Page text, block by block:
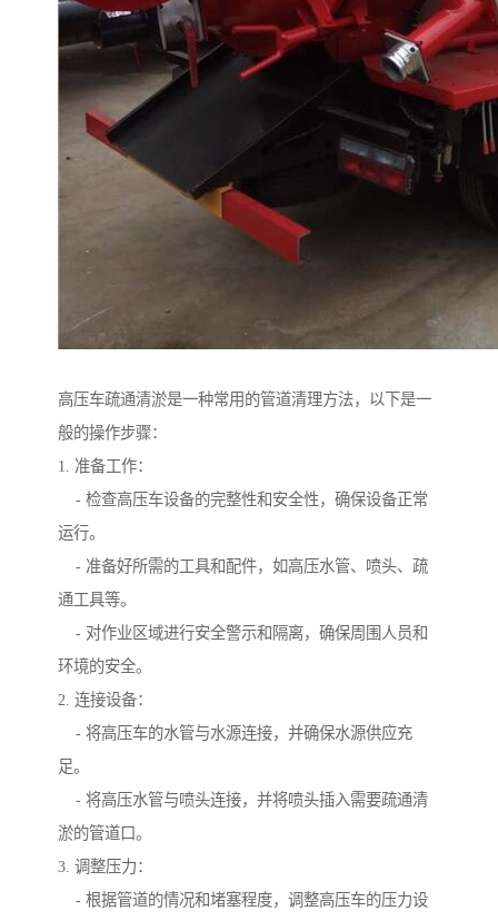
高压车疏通清淤是一种常用的管道清理方法，以下是一
般的操作步骤：
1. 准备工作：
- 检查高压车设备的完整性和安全性，确保设备正常
运行。
- 准备好所需的工具和配件，如高压水管、喷头、疏
通工具等。
- 对作业区域进行安全警示和隔离，确保周围人员和
环境的安全。
2. 连接设备：
- 将高压车的水管与水源连接，并确保水源供应充
足。
- 将高压水管与喷头连接，并将喷头插入需要疏通清
淤的管道口。
3. 调整压力：
- 根据管道的情况和堵塞程度，调整高压车的压力设